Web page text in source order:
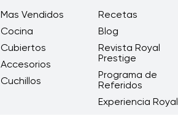
Mas Vendidos
Cocina
Cubiertos
Accesorios
Cuchillos
Recetas
Blog
Revista Royal
Prestige
Programa de
Referidos
Experiencia Royal